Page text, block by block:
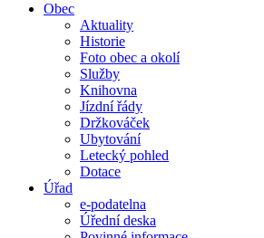
Obec
Aktuality
Historie
Foto obec a okolí
Služby
Knihovna
Jízdní řády
Držkováček
Ubytování
Letecký pohled
Dotace
Úřad
e-podatelna
Úřední deska